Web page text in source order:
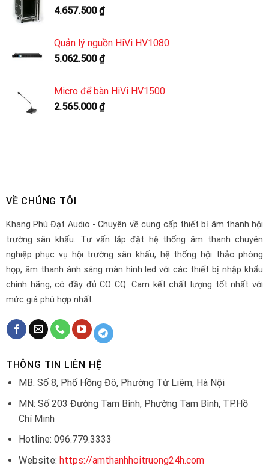
4.657.500₫
Quản lý nguồn HiVi HV1080
5.062.500₫
Micro để bàn HiVi HV1500
2.565.000₫
VỀ CHÚNG TÔI
Khang Phú Đạt Audio - Chuyên về cung cấp thiết bị âm thanh hội
trường sân khấu. Tư vấn lắp đặt hệ thống âm thanh chuyên
nghiệp phục vụ hội trường sân khấu, hệ thống hội thảo phòng
họp, âm thanh ánh sáng màn hình led với các thiết bị nhập khẩu
chính hãng, có đầy đủ CO CQ. Cam kết chất lượng tốt nhất với
mức giá phù hợp nhất.
THÔNG TIN LIÊN HỆ
MB: Số 8, Phố Hồng Đô, Phường Từ Liêm, Hà Nội
MN: Số 203 Đường Tam Bình, Phường Tam Bình, TP.Hồ
Chí Minh
Hotline: 096.779.3333
Website: https://amthanhhoitruong24h.com